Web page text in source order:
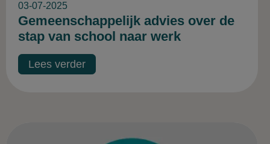
03-07-2025
Gemeenschappelijk advies over de
stap van school naar werk
Lees verder